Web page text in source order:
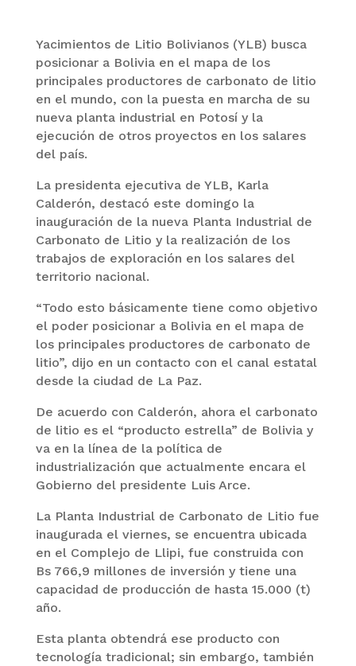
Yacimientos de Litio Bolivianos (YLB) busca
posicionar a Bolivia en el mapa de los
principales productores de carbonato de litio
en el mundo, con la puesta en marcha de su
nueva planta industrial en Potosí y la
ejecución de otros proyectos en los salares
del país.
La presidenta ejecutiva de YLB, Karla
Calderón, destacó este domingo la
inauguración de la nueva Planta Industrial de
Carbonato de Litio y la realización de los
trabajos de exploración en los salares del
territorio nacional.
“Todo esto básicamente tiene como objetivo
el poder posicionar a Bolivia en el mapa de
los principales productores de carbonato de
litio”, dijo en un contacto con el canal estatal
desde la ciudad de La Paz.
De acuerdo con Calderón, ahora el carbonato
de litio es el “producto estrella” de Bolivia y
va en la línea de la política de
industrialización que actualmente encara el
Gobierno del presidente Luis Arce.
La Planta Industrial de Carbonato de Litio fue
inaugurada el viernes, se encuentra ubicada
en el Complejo de Llipi, fue construida con
Bs 766,9 millones de inversión y tiene una
capacidad de producción de hasta 15.000 (t)
año.
Esta planta obtendrá ese producto con
tecnología tradicional; sin embargo, también